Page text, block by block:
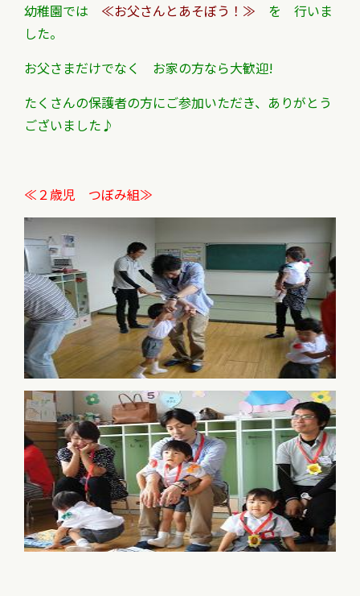
幼稚園では ≪お父さんとあそぼう！≫ を 行いま
した。
お父さまだけでなく お家の方なら大歓迎!
たくさんの保護者の方にご参加いただき、ありがとう
ございました♪
≪２歳児 つぼみ組≫